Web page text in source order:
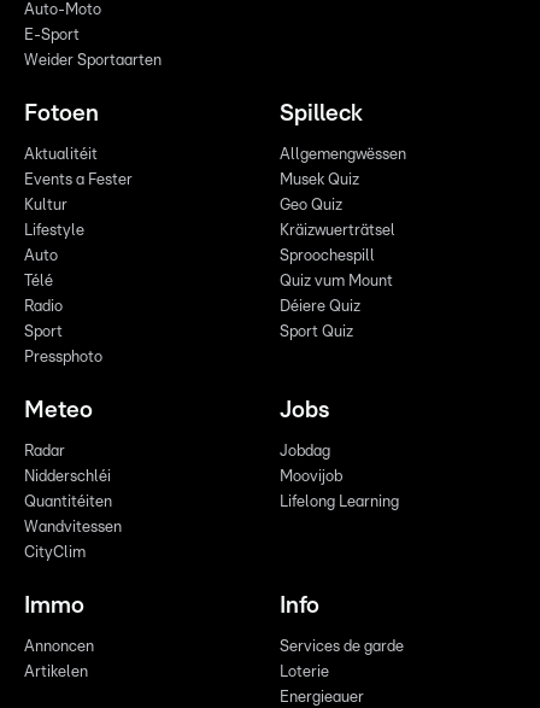
Auto-Moto
E-Sport
Weider Sportaarten
Fotoen
Aktualitéit
Events a Fester
Kultur
Lifestyle
Auto
Télé
Radio
Sport
Pressphoto
Spilleck
Allgemengwëssen
Musek Quiz
Geo Quiz
Kräizwuerträtsel
Sproochespill
Quiz vum Mount
Déiere Quiz
Sport Quiz
Meteo
Radar
Nidderschléi
Quantitéiten
Wandvitessen
CityClim
Jobs
Jobdag
Moovijob
Lifelong Learning
Immo
Annoncen
Artikelen
Info
Services de garde
Loterie
Energieauer